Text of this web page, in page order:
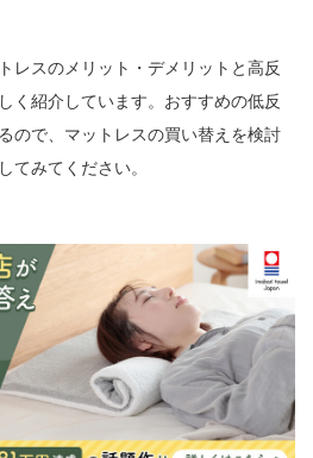
レスのメリット・デメリットと高反
く紹介しています。おすすめの低反
ので、マットレスの買い替えを検討
てみてください。